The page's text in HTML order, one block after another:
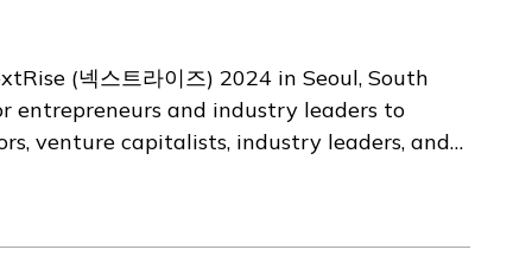
témoigne de notre engagement
de contribuer à un monde plus sûr et plus
et de collaborer étroitement avec les
sur EUROTOX et le programme
(넥스트라이즈) 2024 in Seoul, South
entrepreneurs and industry leaders to
venture capitalists, industry leaders, and
focal point for connections within the